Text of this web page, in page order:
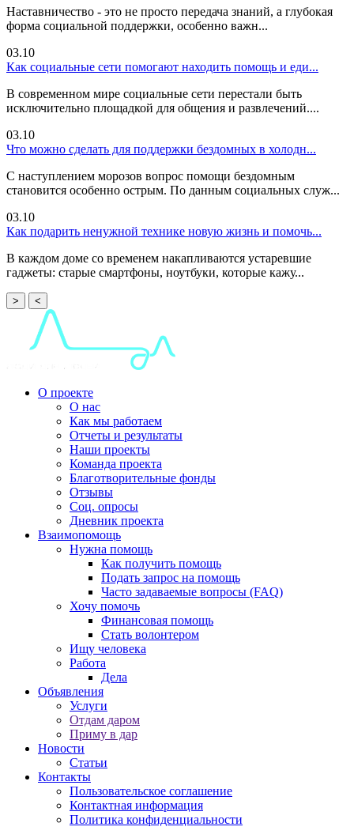
Наставничество - это не просто передача знаний, а глубокая
форма социальной поддержки, особенно важн...
03.10
Как социальные сети помогают находить помощь и еди...
В современном мире социальные сети перестали быть
исключительно площадкой для общения и развлечений....
03.10
Что можно сделать для поддержки бездомных в холодн...
С наступлением морозов вопрос помощи бездомным
становится особенно острым. По данным социальных служ...
03.10
Как подарить ненужной технике новую жизнь и помочь...
В каждом доме со временем накапливаются устаревшие
гаджеты: старые смартфоны, ноутбуки, которые кажу...
> <
О проекте
О нас
Как мы работаем
Отчеты и результаты
Наши проекты
Команда проекта
Благотворительные фонды
Отзывы
Соц. опросы
Дневник проекта
Взаимопомощь
Нужна помощь
Как получить помощь
Подать запрос на помощь
Часто задаваемые вопросы (FAQ)
Хочу помочь
Финансовая помощь
Стать волонтером
Ищу человека
Работа
Дела
Объявления
Услуги
Отдам даром
Приму в дар
Новости
Статьи
Контакты
Пользовательское соглашение
Контактная информация
Политика конфиденциальности